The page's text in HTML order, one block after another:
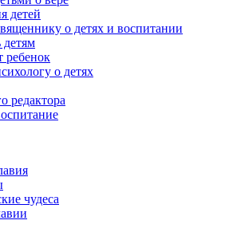
детей
о детях и воспитании
детям
ребенок
о детях
редактора
чудеса